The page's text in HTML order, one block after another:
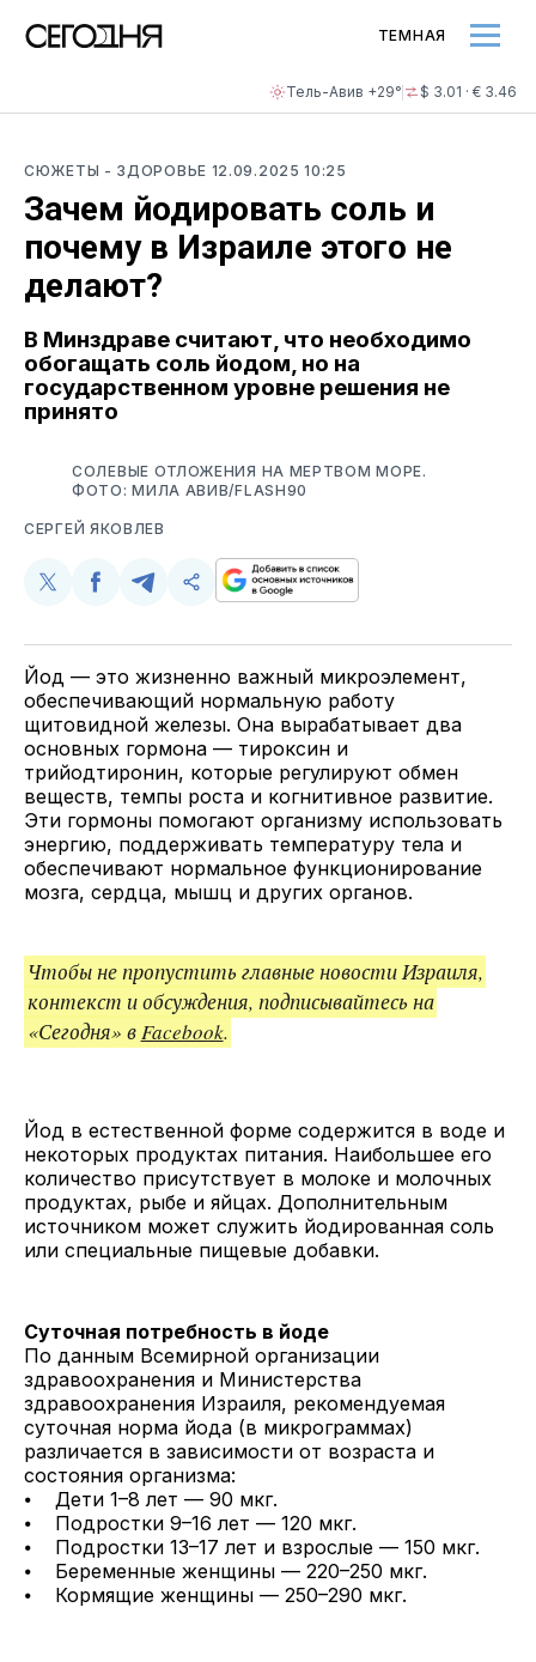
Тель-Авив +29° $ 3.01 · € 3.46
ТЕМНАЯ
СЮЖЕТЫ - ЗДОРОВЬЕ 12.09.2025 10:25
Зачем йодировать соль и
почему в Израиле этого не
делают?
В Минздраве считают, что необходимо
обогащать соль йодом, но на
государственном уровне решения не
принято
СОЛЕВЫЕ ОТЛОЖЕНИЯ НА МЕРТВОМ МОРЕ.
ФОТО: МИЛА АВИВ/FLASH90
СЕРГЕЙ ЯКОВЛЕВ
Поделиться
Twitter
Поделиться
Facebook
Поделиться
Telegram
Скопируйте
поделитесь
Йод — это жизненно важный микроэлемент,
обеспечивающий нормальную работу
щитовидной железы. Она вырабатывает два
основных гормона — тироксин и
трийодтиронин, которые регулируют обмен
веществ, темпы роста и когнитивное развитие.
Эти гормоны помогают организму использовать
энергию, поддерживать температуру тела и
обеспечивают нормальное функционирование
мозга, сердца, мышц и других органов.
Чтобы не пропустить главные новости Израиля,
контекст и обсуждения, подписывайтесь на
«Сегодня» вFacebook.
Йод в естественной форме содержится в воде и
некоторых продуктах питания. Наибольшее его
количество присутствует в молоке и молочных
продуктах, рыбе и яйцах. Дополнительным
источником может служить йодированная соль
или специальные пищевые добавки.
Суточная потребность в йоде
По данным Всемирной организации
здравоохранения и Министерства
здравоохранения Израиля, рекомендуемая
суточная норма йода (в микрограммах)
различается в зависимости от возраста и
состояния организма:
⦁ Дети 1–8 лет — 90 мкг.
⦁ Подростки 9–16 лет — 120 мкг.
⦁ Подростки 13–17 лет и взрослые — 150 мкг.
⦁ Беременные женщины — 220–250 мкг.
⦁ Кормящие женщины — 250–290 мкг.